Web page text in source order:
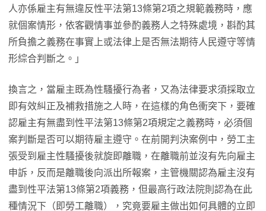
人亦係雇主有無違反性平法第13條第2項之規範義務時，應
就個案情形，依客觀情事並參酌義務人之特殊處境，斟酌其
所負擔之義務在事實上或法律上是否無法期待人民遵守等情
形綜合判斷之。」
換言之，當雇主既為性騷擾行為者，又為法律要求須採取立
即有效糾正及補救措施之人時，在這樣的角色衝突下，要確
認雇主有無盡到性平法第13條第2項規定之義務時，必須個
案判斷是否可以期待雇主遵守。在前開判決案例中，勞工主
張受到雇主性騷擾後就旋即離職，在離職前並沒有先向雇主
申訴，反而是離職後向派出所報案，主管機關認為雇主沒有
盡到性平法第13條第2項義務，但最高行政法院則認為在此
種情況下（即勞工離職），究竟要雇主做出如何具體的立即